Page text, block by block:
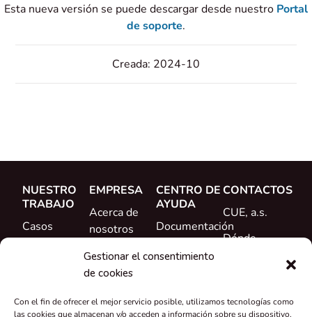
Gestionar el consentimiento
de cookies
Con el fin de ofrecer el mejor servicio posible, utilizamos tecnologías como
las cookies que almacenan y/o acceden a información sobre su dispositivo.
Esta nueva versión se puede descargar desde nuestro Portal
de soporte.
Creada: 2024-10
NUESTRO
TRABAJO
Casos
Novedades
EMPRESA
Acerca de
nosotros
Conoce al
equipo
Carrera
profesional
CENTRO DE
AYUDA
Documentación
Formación
CONTACTOS
CUE, a.s.
Dónde